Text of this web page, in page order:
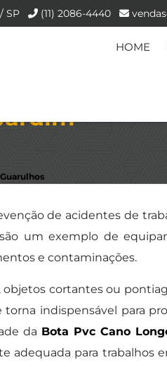
SP (11) 2086-4440
HOME
de acidentes de
são um exemplo de
e contaminações.
cortantes ou
torna indispensável para
da Bota Pvc Cano
adequada para trabalhos